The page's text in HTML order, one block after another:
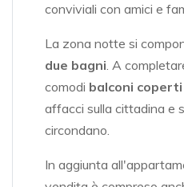
conviviali con amici e
La zona notte si
due bagni. A
comodi balconi coperti
affacci sulla cittadina e
circondano.
In aggiunta